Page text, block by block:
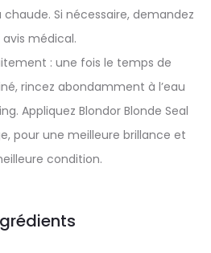
Si nécessaire, demandez
avis médical.
: une fois le temps de
rincez abondamment à l’eau
Appliquez Blondor Blonde Seal
pour une meilleure brillance et
condition.